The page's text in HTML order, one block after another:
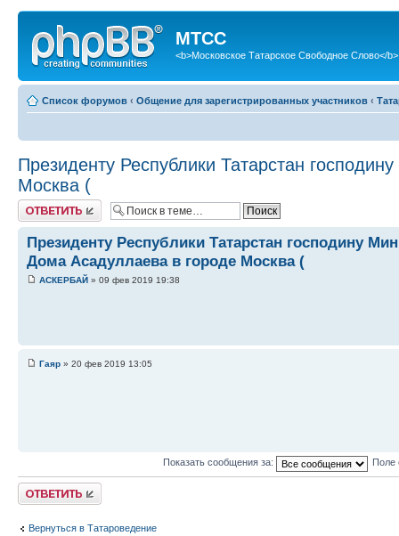
МТСС
<b>Московское Татарское Свободное Слово</b>
Список форумов ‹ Общение для зарегистрированных участников ‹
Президенту Республики Татарстан
Москва (
Ответить
Президенту Республики Татарстан господину
Дома Асадуллаева в городе Москва (
АСКЕРБАЙ » 09 фев 2019 19:38
Гаяр » 20 фев 2019 13:05
Показать сообщения за: Поле
Ответить
Вернуться в Татароведение